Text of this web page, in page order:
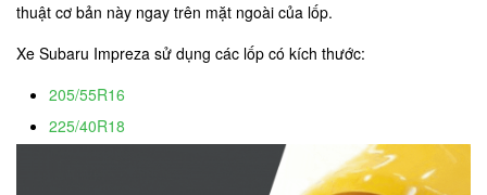
thuật cơ bản này ngay trên mặt ngoài của lốp.
Xe Subaru Impreza sử dụng các lốp có kích thước:
205/55R16
225/40R18